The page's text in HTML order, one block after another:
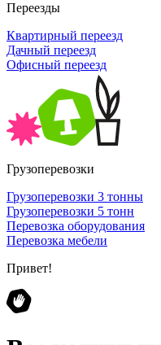
Переезды
Квартирный переезд
Дачный переезд
Офисный переезд
Грузоперевозки
Грузоперевозки 3 тонны
Грузоперевозки 5 тонн
Перевозка оборудования
Перевозка мебели
Привет!